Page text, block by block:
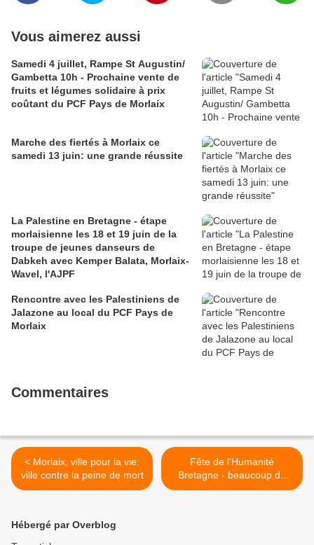
Vous aimerez aussi
Samedi 4 juillet, Rampe St Augustin/
Gambetta 10h - Prochaine vente de
fruits et légumes solidaire à prix
coûtant du PCF Pays de Morlaix
Marche des fiertés à Morlaix ce
samedi 13 juin: une grande réussite
La Palestine en Bretagne - étape
morlaisienne les 18 et 19 juin de la
troupe de jeunes danseurs de
Dabkeh avec Kemper Balata, Morlaix-
Wavel, l'AJPF
Rencontre avec les Palestiniens de
Jalazone au local du PCF Pays de
Morlaix
Commentaires
< Morlaix, ville pour la vie:
ville contre la peine de mort
Fête de l'Humanité
Bretagne - beaucoup de
monde et une très belle
Hébergé par Overblog